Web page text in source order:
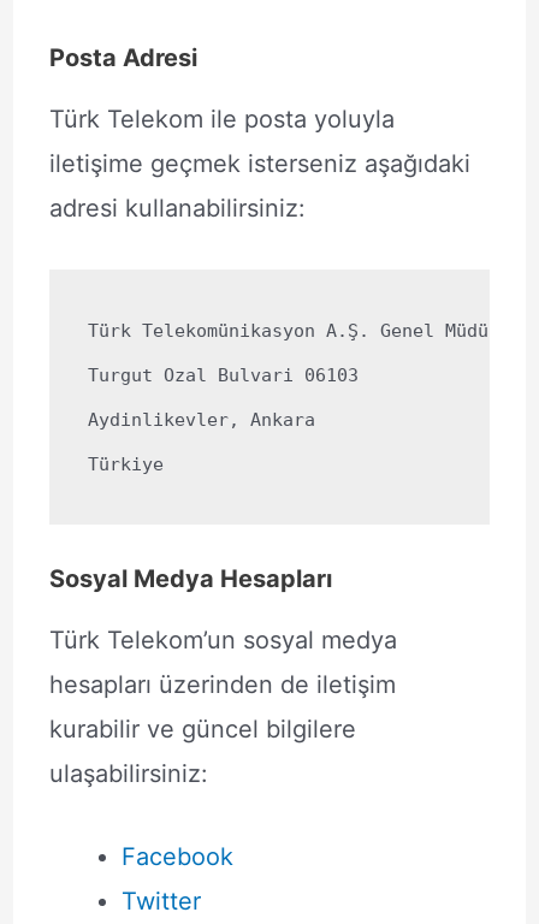
Posta Adresi
Türk Telekom ile posta yoluyla
iletişime geçmek isterseniz aşağıdaki
adresi kullanabilirsiniz:
Türk Telekomünikasyon A.Ş. Genel
Turgut Ozal Bulvari 06103
Aydinlikevler, Ankara
Sosyal Medya Hesapları
Türk Telekom’un sosyal medya
hesapları üzerinden de iletişim
kurabilir ve güncel bilgilere
ulaşabilirsiniz:
Facebook
Twitter